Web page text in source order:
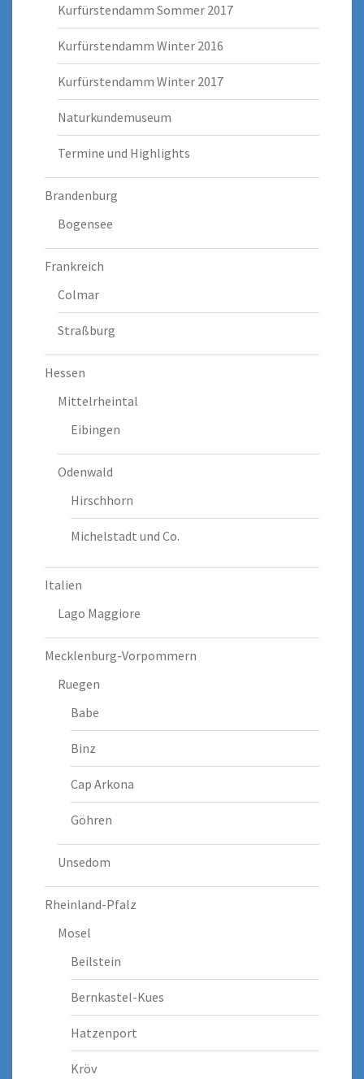
Kurfürstendamm Sommer 2017
Kurfürstendamm Winter 2016
Kurfürstendamm Winter 2017
Naturkundemuseum
Termine und Highlights
Brandenburg
Bogensee
Frankreich
Colmar
Straßburg
Hessen
Mittelrheintal
Eibingen
Odenwald
Hirschhorn
Michelstadt und Co.
Italien
Lago Maggiore
Mecklenburg-Vorpommern
Ruegen
Babe
Binz
Cap Arkona
Göhren
Unsedom
Rheinland-Pfalz
Mosel
Beilstein
Bernkastel-Kues
Hatzenport
Kröv